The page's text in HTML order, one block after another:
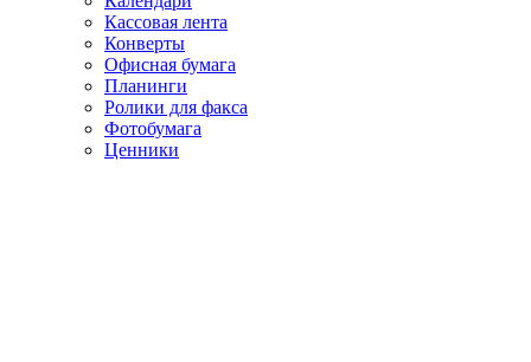
Кассовая лента
Конверты
Офисная бумага
Планинги
Ролики для факса
Фотобумага
Ценники